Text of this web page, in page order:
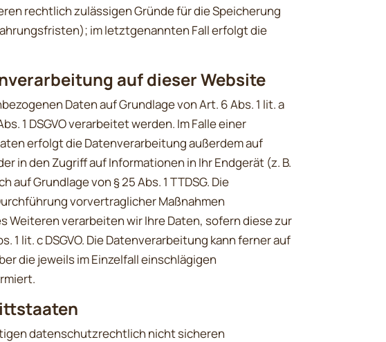
rechtlich zulässigen Gründe für die Speicherung
im letztgenannten Fall erfolgt die
auf dieser Website
Daten auf Grundlage von Art. 6 Abs. 1 lit. a
1 DSGVO verarbeitet werden. Im Falle einer
erfolgt die Datenverarbeitung außerdem auf
in den Zugriff auf Informationen in Ihr Endgerät (z. B.
Grundlage von § 25 Abs. 1 TTDSG. Die
vorvertraglicher Maßnahmen
Weiteren verarbeiten wir Ihre Daten, sofern diese zur
lit. c DSGVO. Die Datenverarbeitung kann ferner auf
die jeweils im Einzelfall einschlägigen
datenschutzrechtlich nicht sicheren